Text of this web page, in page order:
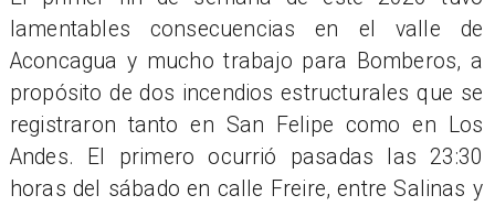
lamentables consecuencias en el valle de
Aconcagua y mucho trabajo para Bomberos, a
propósito de dos incendios estructurales que se
registraron tanto en San Felipe como en Los
Andes. El primero ocurrió pasadas las 23:30
horas del sábado en calle Freire, entre Salinas y